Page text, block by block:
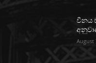
චීනය
August